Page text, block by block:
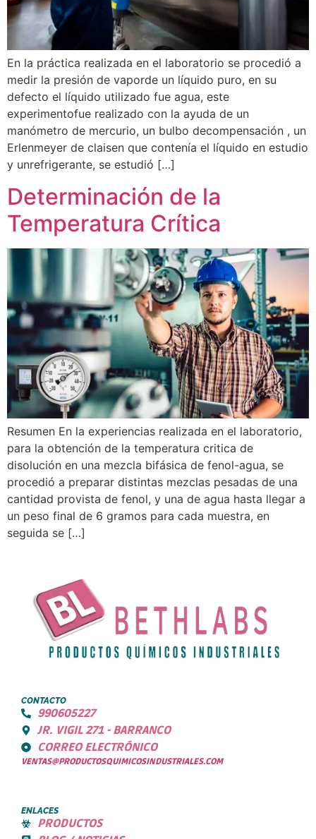
En la práctica realizada en el laboratorio se procedió a
medir la presión de vaporde un líquido puro, en su
defecto el líquido utilizado fue agua, este
experimentofue realizado con la ayuda de un
manómetro de mercurio, un bulbo decompensación , un
Erlenmeyer de claisen que contenía el líquido en estudio
y unrefrigerante, se estudió […]
Determinación de la
Temperatura Crítica
Resumen En la experiencias realizada en el laboratorio,
para la obtención de la temperatura critica de
disolución en una mezcla bifásica de fenol-agua, se
procedió a preparar distintas mezclas pesadas de una
cantidad provista de fenol, y una de agua hasta llegar a
un peso final de 6 gramos para cada muestra, en
seguida se […]
CONTACTO
990605227
JR. VIGIL 271 - BARRANCO
CORREO ELECTRÓNICO
VENTAS@PRODUCTOSQUIMICOSINDUSTRIALES.COM
ENLACES
PRODUCTOS